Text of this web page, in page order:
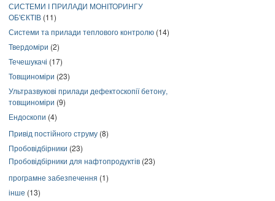
СИСТЕМИ І ПРИЛАДИ МОНІТОРИНГУ
ОБ'ЄКТІВ (11)
Системи та прилади теплового контролю (14)
Твердоміри (2)
Течешукачі (17)
Товщиноміри (23)
Ультразвукові прилади дефектоскопії бетону,
товщиноміри (9)
Ендоскопи (4)
Привід постійного струму (8)
Пробовідбірники (23)
Пробовідбірники для нафтопродуктів (23)
програмне забезпечення (1)
інше (13)